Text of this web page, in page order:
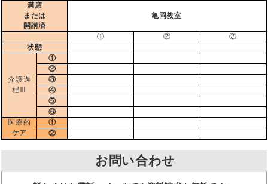
満席
または
開講済
亀岡教室
① ②
③
状態
介護過
程Ⅲ
①
②
③
④
⑤
⑥
医療的
ケア
①
②
お問い合わせ